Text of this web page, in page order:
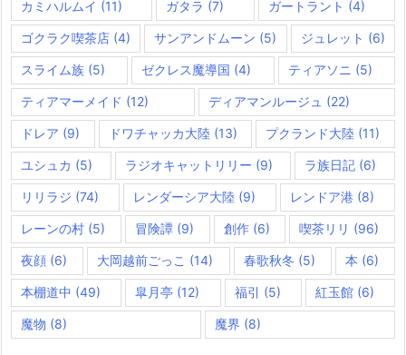
カミハルムイ (11) ガタラ (7) ガートラント (4)
ゴクラク喫茶店 (4) サンアンドムーン (5) ジュレット (6)
スライム族 (5) ゼクレス魔導国 (4) ティアソニ (5)
ティアマーメイド (12) ディアマンルージュ (22)
ドレア (9) ドワチャッカ大陸(13) プクランド大陸 (11)
ユシュカ (5) ラジオキャットリリー (9) ラ族日記 (6)
リリラジ (74) レンダーシア大陸 (9) レンドア港 (8)
レーンの村 (5) 冒険譚(9) 創作(6) 喫茶リリ (96)
夜顔 (6) 大岡越前ごっこ (14) 春歌秋冬 (5) 本 (6)
本棚道中 (49) 皐月亭 (12) 福引 (5) 紅玉館(6)
魔物 (8) 魔界 (8)